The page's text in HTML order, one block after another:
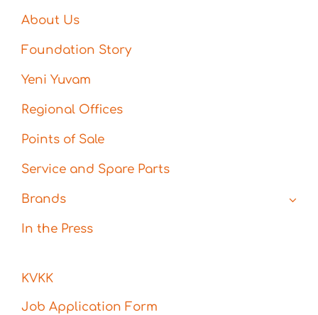
About Us
Foundation Story
Yeni Yuvam
Regional Offices
Points of Sale
Service and Spare Parts
Brands
In the Press
KVKK
Job Application Form